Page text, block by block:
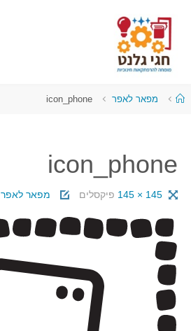
מפאר לאפר icon_phone
icon_phone
145 × 145 פיקסלים מפאר לאפר